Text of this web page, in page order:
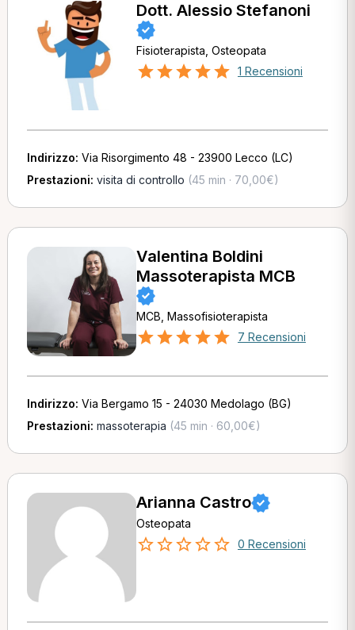
Dott. Alessio Stefanoni
Fisioterapista, Osteopata
1 Recensioni
Indirizzo: Via Risorgimento 48 - 23900 Lecco (LC)
Prestazioni: visita di controllo (45 min · 70,00€)
Valentina Boldini
Massoterapista MCB
MCB, Massofisioterapista
7 Recensioni
Indirizzo: Via Bergamo 15 - 24030 Medolago (BG)
Prestazioni: massoterapia (45 min · 60,00€)
Arianna Castro
Osteopata
0 Recensioni